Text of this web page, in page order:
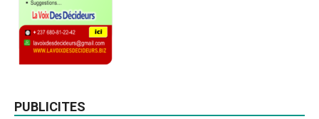
PUBLICITES